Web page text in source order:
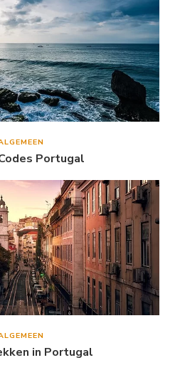
Portugal
in Portugal